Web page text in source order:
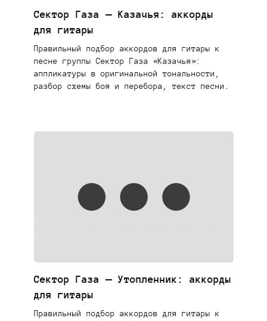
Сектор Газа — Казачья: аккорды
для гитары
Правильный подбор аккордов для гитары к
песне группы Сектор Газа «Казачья»:
аппликатуры в оригинальной тональности,
разбор схемы боя и перебора, текст песни.
Сектор Газа — Утопленник: аккорды
для гитары
Правильный подбор аккордов для гитары к